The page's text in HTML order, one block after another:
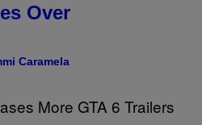
Over
Caramela